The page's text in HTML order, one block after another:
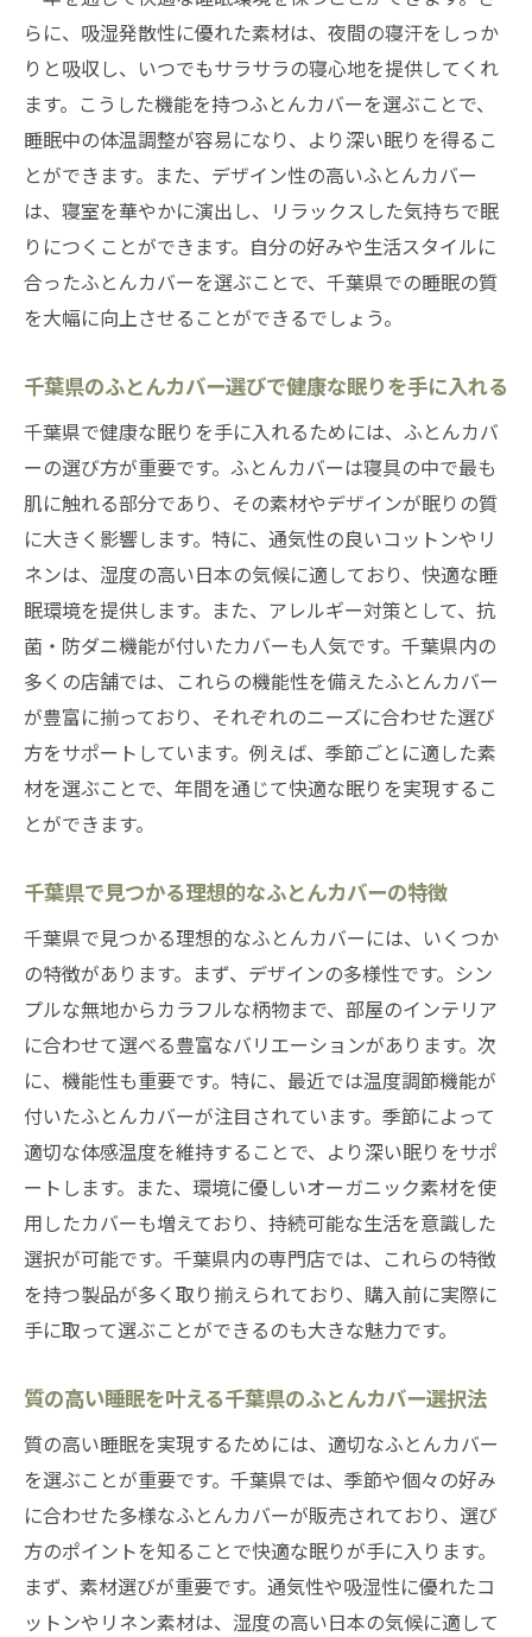
らに、吸湿発散性に優れた素材は、夜間の寝汗をしっか
りと吸収し、いつでもサラサラの寝心地を提供してくれ
ます。こうした機能を持つふとんカバーを選ぶことで、
睡眠中の体温調整が容易になり、より深い眠りを得るこ
とができます。また、デザイン性の高いふとんカバー
は、寝室を華やかに演出し、リラックスした気持ちで眠
りにつくことができます。自分の好みや生活スタイルに
合ったふとんカバーを選ぶことで、千葉県での睡眠の質
を大幅に向上させることができるでしょう。
千葉県のふとんカバー選びで健康な眠りを手に入れる
千葉県で健康な眠りを手に入れるためには、ふとんカバ
ーの選び方が重要です。ふとんカバーは寝具の中で最も
肌に触れる部分であり、その素材やデザインが眠りの質
に大きく影響します。特に、通気性の良いコットンやリ
ネンは、湿度の高い日本の気候に適しており、快適な睡
眠環境を提供します。また、アレルギー対策として、抗
菌・防ダニ機能が付いたカバーも人気です。千葉県内の
多くの店舗では、これらの機能性を備えたふとんカバー
が豊富に揃っており、それぞれのニーズに合わせた選び
方をサポートしています。例えば、季節ごとに適した素
材を選ぶことで、年間を通じて快適な眠りを実現するこ
とができます。
千葉県で見つかる理想的なふとんカバーの特徴
千葉県で見つかる理想的なふとんカバーには、いくつか
の特徴があります。まず、デザインの多様性です。シン
プルな無地からカラフルな柄物まで、部屋のインテリア
に合わせて選べる豊富なバリエーションがあります。次
に、機能性も重要です。特に、最近では温度調節機能が
付いたふとんカバーが注目されています。季節によって
適切な体感温度を維持することで、より深い眠りをサポ
ートします。また、環境に優しいオーガニック素材を使
用したカバーも増えており、持続可能な生活を意識した
選択が可能です。千葉県内の専門店では、これらの特徴
を持つ製品が多く取り揃えられており、購入前に実際に
手に取って選ぶことができるのも大きな魅力です。
質の高い睡眠を叶える千葉県のふとんカバー選択法
質の高い睡眠を実現するためには、適切なふとんカバー
を選ぶことが重要です。千葉県では、季節や個々の好み
に合わせた多様なふとんカバーが販売されており、選び
方のポイントを知ることで快適な眠りが手に入ります。
まず、素材選びが重要です。通気性や吸湿性に優れたコ
ットンやリネン素材は、湿度の高い日本の気候に適して